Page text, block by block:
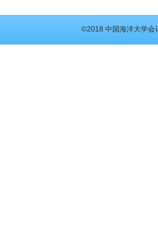
©2018 中国海洋大学会